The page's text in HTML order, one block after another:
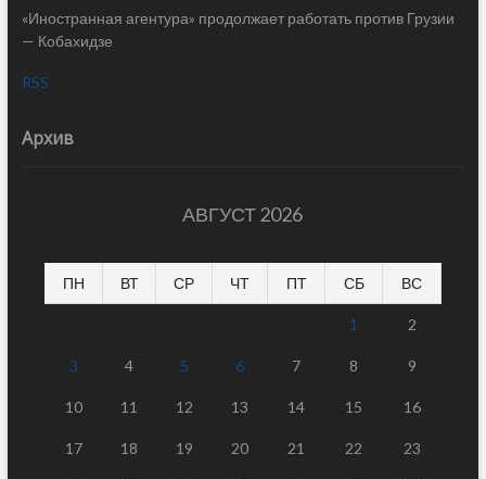
«Иностранная агентура» продолжает работать против Грузии
— Кобахидзе
RSS
Архив
АВГУСТ 2026
ПН ВТ СР ЧТ ПТ СБ ВС
1 2
3 4 5 6 7 8 9
10 11 12 13 14 15 16
17 18 19 20 21 22 23